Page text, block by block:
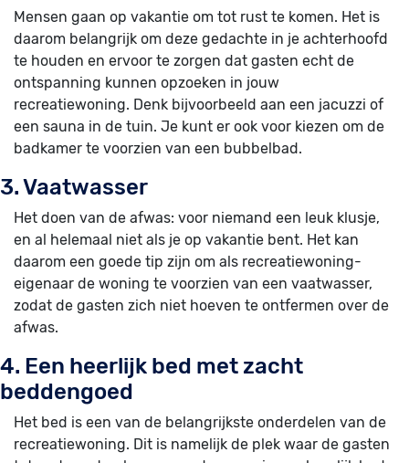
Mensen gaan op vakantie om tot rust te komen. Het is
daarom belangrijk om deze gedachte in je achterhoofd
te houden en ervoor te zorgen dat gasten echt de
ontspanning kunnen opzoeken in jouw
recreatiewoning. Denk bijvoorbeeld aan een jacuzzi of
een sauna in de tuin. Je kunt er ook voor kiezen om de
badkamer te voorzien van een bubbelbad.
3. Vaatwasser
Het doen van de afwas: voor niemand een leuk klusje,
en al helemaal niet als je op vakantie bent. Het kan
daarom een goede tip zijn om als recreatiewoning-
eigenaar de woning te voorzien van een vaatwasser,
zodat de gasten zich niet hoeven te ontfermen over de
afwas.
4. Een heerlijk bed met zacht
beddengoed
Het bed is een van de belangrijkste onderdelen van de
recreatiewoning. Dit is namelijk de plek waar de gasten